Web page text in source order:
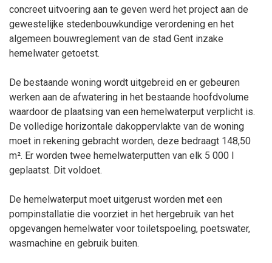
concreet uitvoering aan te geven werd het project aan de
gewestelijke stedenbouwkundige verordening en het
algemeen bouwreglement van de stad Gent inzake
hemelwater getoetst.
De bestaande woning wordt uitgebreid en er gebeuren
werken aan de afwatering in het bestaande hoofdvolume
waardoor de plaatsing van een hemelwaterput verplicht is.
De volledige horizontale dakoppervlakte van de woning
moet in rekening gebracht worden, deze bedraagt 148,50
m². Er worden twee hemelwaterputten van elk 5 000 l
geplaatst. Dit voldoet.
De hemelwaterput moet uitgerust worden met een
pompinstallatie die voorziet in het hergebruik van het
opgevangen hemelwater voor toiletspoeling, poetswater,
wasmachine en gebruik buiten.